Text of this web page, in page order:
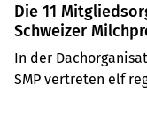
Die 11
Schweizer
(Infografik mit
Mitgliedern und
In der
SMP vertreten elf